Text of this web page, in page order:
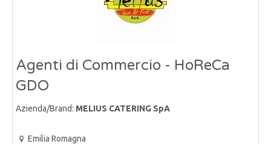
Agenti di Commercio - HoReCa
GDO
Azienda/Brand: MELIUS CATERING SpA
Emilia Romagna